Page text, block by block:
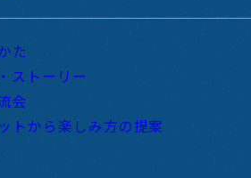
た
ストーリー
会
トから楽しみ方の提案